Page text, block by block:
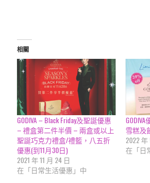
相關
GODIVA – Black Friday及聖誕優惠
– 禮盒第二件半價 – 兩盒或以上
聖誕巧克力禮盒/禮籃，八五折
優惠(到11月30日)
2021 年 11 月 24 日
在「日常生活優惠」中
雪糕及
2022 年
在「日